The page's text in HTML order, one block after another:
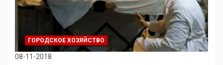
ГОРОДСКОЕ ХОЗЯЙСТВО
08-11-2018